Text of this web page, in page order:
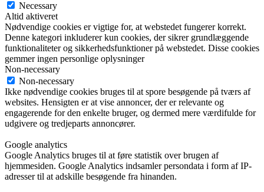
Necessary
Altid aktiveret
Nødvendige cookies er vigtige for, at webstedet fungerer korrekt.
Denne kategori inkluderer kun cookies, der sikrer grundlæggende
funktionaliteter og sikkerhedsfunktioner på webstedet. Disse cookies
gemmer ingen personlige oplysninger
Non-necessary
Non-necessary
Ikke nødvendige cookies bruges til at spore besøgende på tværs af
websites. Hensigten er at vise annoncer, der er relevante og
engagerende for den enkelte bruger, og dermed mere værdifulde for
udgivere og tredjeparts annoncører.
Google analytics
Google Analytics bruges til at føre statistik over brugen af
hjemmesiden. Google Analytics indsamler persondata i form af IP-
adresser til at adskille besøgende fra hinanden.